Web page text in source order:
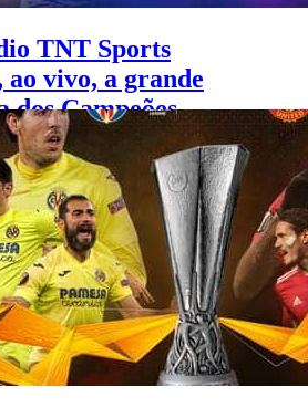
TNT Sports
vivo, a grande
Campeões